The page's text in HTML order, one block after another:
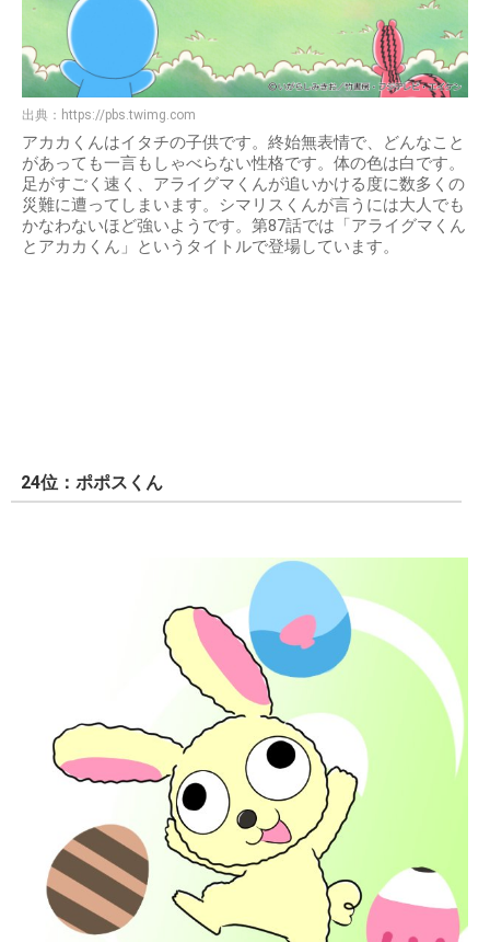
出典： https://pbs.twimg.com
アカカくんはイタチの子供です。終始無表情で、どんなこと
があっても一言もしゃべらない性格です。体の色は白です。
足がすごく速く、アライグマくんが追いかける度に数多くの
災難に遭ってしまいます。シマリスくんが言うには大人でも
かなわないほど強いようです。第87話では「アライグマくん
とアカカくん」というタイトルで登場しています。
24位：ポポスくん